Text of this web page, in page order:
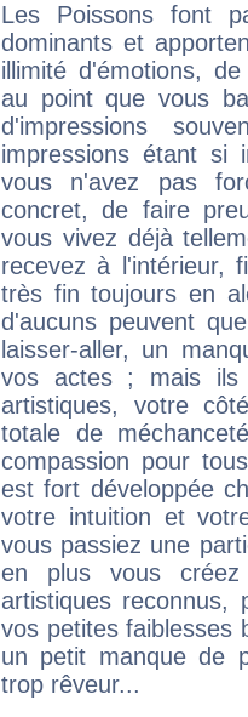
Les Poissons font
dominants et
illimité d'émotions,
au point que vous
d'impressions
impressions étant si
vous n'avez pas
concret, de faire
vous vivez déjà
recevez à l'intérieur,
très fin toujours en
d'aucuns peuvent
laisser-aller, un
vos actes ; mais ils
artistiques, votre
totale de
compassion pour
est fort développée
votre intuition et
vous passiez une
en plus vous
artistiques reconnus,
vos petites faiblesses
un petit manque de
trop rêveur...